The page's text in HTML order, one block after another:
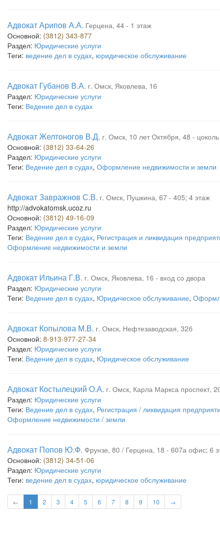
Адвокат Арипов А.А. Герцена, 44 - 1 этаж
Основной: (3812) 343-877
Раздел: Юридические услуги
Теги: ведение дел в судах, юридическое обслуживание
Адвокат Губанов В.А. г. Омск, Яковлева, 16
Раздел: Юридические услуги
Теги: Ведение дел в судах
Адвокат Желтоногов В.Д. г. Омск, 10 лет Октября, 48 - цоколь
Основной: (3812) 33-64-26
Раздел: Юридические услуги
Теги: Ведение дел в судах, Оформление недвижимости и земли
Адвокат Завражнов С.В. г. Омск, Пушкина, 67 - 405; 4 этаж
http://advokatomsk.ucoz.ru
Основной: (3812) 49-16-09
Раздел: Юридические услуги
Теги: Ведение дел в судах, Регистрация и ликвидация
Оформление недвижимости и земли
Адвокат Ильина Г.В. г. Омск, Яковлева, 16 - вход со двора
Раздел: Юридические услуги
Теги: Ведение дел в судах, Юридическое обслуживание,
Адвокат Копылова М.В. г. Омск, Нефтезаводская, 32б
Основной: 8-913-977-27-34
Раздел: Юридические услуги
Теги: Ведение дел в судах, Юридическое обслуживание
Адвокат Костылецкий О.А. г. Омск, Карла Маркса проспект,
Раздел: Юридические услуги
Теги: Ведение дел в судах, Регистрация / ликвидация
Оформление недвижимости / земли
Адвокат Попов Ю.Ф. Фрунзе, 80 / Герцена, 18 - 607а офис; 6
Основной: (3812) 34-51-06
Раздел: Юридические услуги
Теги: ведение дел в судах, юридическое обслуживание
← 1 2 3 4 5 6 7 8 9 10 →